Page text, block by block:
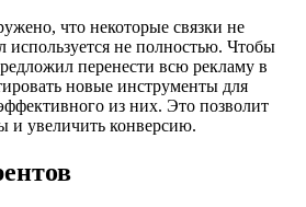
что некоторые связки не
используется не полностью. Чтобы
перенести всю рекламу в
новые инструменты для
из них. Это позволит
и увеличить конверсию.